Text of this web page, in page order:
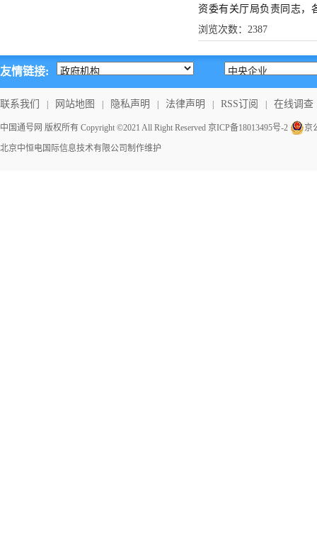
资委有关厅局负责同志，
浏览次数： 2387
友情链接:
联系我们 网站地图 隐私声明 法律声明 RSS订阅 在线调查
中国通号网 版权所有 Copyright ©2021 All Right Reserved 京ICP备18013495号-2 京
北京中恒电国际信息技术有限公司 制作维护